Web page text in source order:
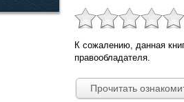
К сожалению, данная
правообладателя.
Прочитать